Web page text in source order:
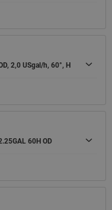
2,0 USgal/h, 60°, H
60H OD